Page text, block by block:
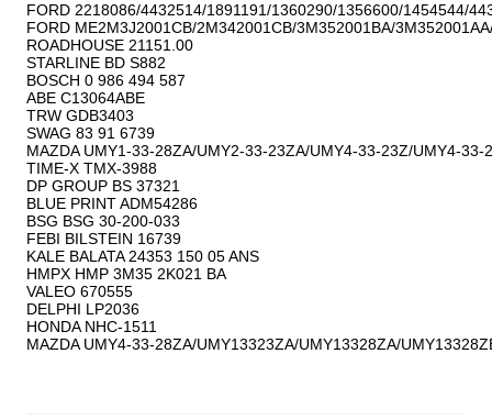
FORD 2218086/4432514/1891191/1360290/1356600/1454544/
FORD ME2M3J2001CB/2M342001CB/3M352001BA/
ROADHOUSE 21151.00
STARLINE BD S882
BOSCH 0 986 494 587
ABE C13064ABE
TRW GDB3403
SWAG 83 91 6739
MAZDA UMY1-33-28ZA/UMY2-33-23ZA/UMY4-33-23Z/UMY4-
TIME-X TMX-3988
DP GROUP BS 37321
BLUE PRINT ADM54286
BSG BSG 30-200-033
FEBI BILSTEIN 16739
KALE BALATA 24353 150 05 ANS
HMPX HMP 3M35 2K021 BA
VALEO 670555
DELPHI LP2036
HONDA NHC-1511